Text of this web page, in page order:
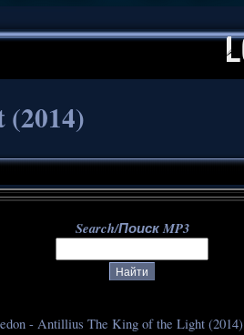
Search/Поиск MP3
- Antillius The King of the Light (2014)